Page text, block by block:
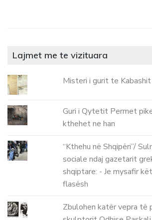
Lajmet me te vizituara
Misteri i gurit te Kabashit
Guri i Qytetit Permet
kthehet ne han
“Kthehu në Shqipëri”/
sociale ndaj gazetarit
shqiptare: - Je mysafir
flasësh
Zbulohen katër vepra të